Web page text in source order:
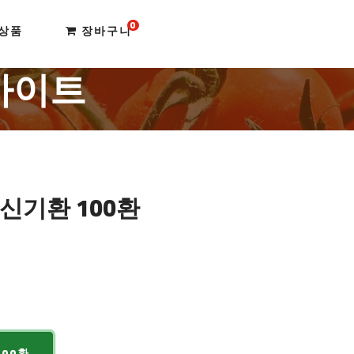
품 장바구니0
이트
기환 100환